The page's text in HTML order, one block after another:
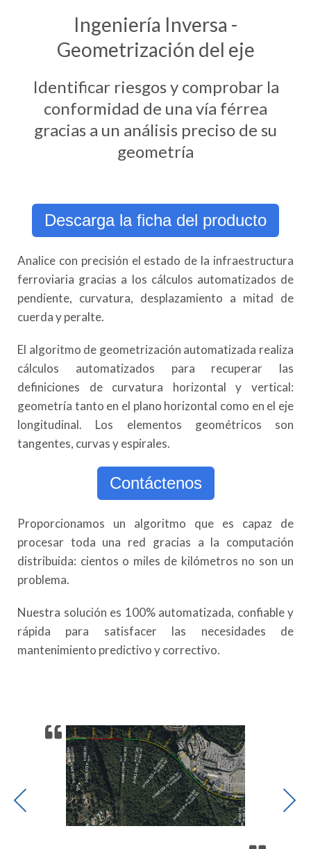
Ingeniería Inversa -
Geometrización del eje
Identificar riesgos y comprobar la
conformidad de una vía férrea
gracias a un análisis preciso de su
geometría
Descarga la ficha del producto
Analice con precisión el estado de la infraestructura
ferroviaria gracias a los cálculos automatizados de
pendiente, curvatura, desplazamiento a mitad de
cuerda y peralte.
El algoritmo de geometrización automatizada realiza
cálculos automatizados para recuperar las
definiciones de curvatura horizontal y vertical:
geometría tanto en el plano horizontal como en el eje
longitudinal. Los elementos geométricos son
tangentes, curvas y espirales.
Contáctenos
Proporcionamos un algoritmo que es capaz de
procesar toda una red gracias a la computación
distribuida: cientos o miles de kilómetros no son un
problema.
Nuestra solución es 100% automatizada, confiable y
rápida para satisfacer las necesidades de
mantenimiento predictivo y correctivo.